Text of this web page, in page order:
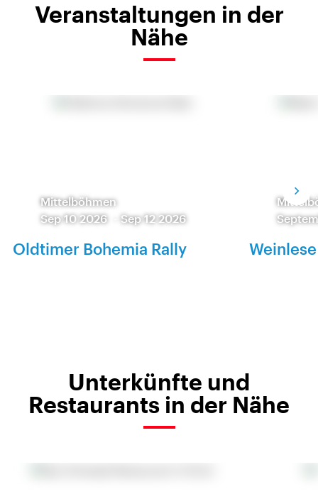
Veranstaltungen in der
Nähe
Mittelböhmen
Sep 10 2026
Sep 12 2026
Oldtimer Bohemia Rally
Unterkünfte und
Restaurants in der Nähe